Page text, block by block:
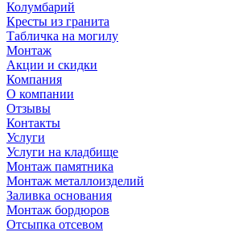
Колумбарий
Кресты из гранита
Табличка на могилу
Монтаж
Акции и скидки
Компания
О компании
Отзывы
Контакты
Услуги
Услуги на кладбище
Монтаж памятника
Монтаж металлоизделий
Заливка основания
Монтаж бордюров
Отсыпка отсевом